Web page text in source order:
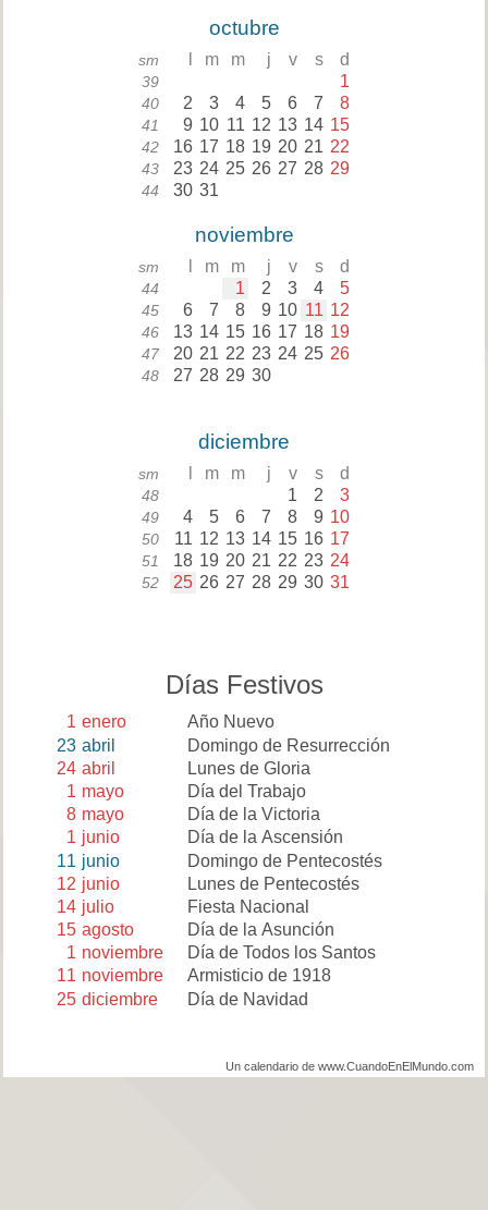
octubre
sm m m j v s d
39 1
40 2 3 4 5 6 7 8
41 9 10 11 12 13 14 15
42 16 17 18 19 20 21 22
43 23 24 25 26 27 28 29
44 30 31
noviembre
sm m m j v s d
44 1 2 3 4 5
45 6 7 8 9 10 11 12
46 13 14 15 16 17 18 19
47 20 21 22 23 24 25 26
48 27 28 29 30
diciembre
sm m m j v s d
48 1 2 3
49 4 5 6 7 8 9 10
50 11 12 13 14 15 16 17
51 18 19 20 21 22 23 24
52 25 26 27 28 29 30 31
Días Festivos
1 enero
Año Nuevo
23 abril
Domingo de Resurrección
24 abril
Lunes de Gloria
1 mayo
Día del Trabajo
8 mayo
Día de la Victoria
1 junio
Día de la Ascensión
11 junio
Domingo de Pentecostés
12 junio
Lunes de Pentecostés
14 julio
Fiesta Nacional
15 agosto
Día de la Asunción
1 noviembre
Día de Todos los Santos
11 noviembre
Armisticio de 1918
25 diciembre Día de Navidad
Un calendario de www.CuandoEnElMundo.com